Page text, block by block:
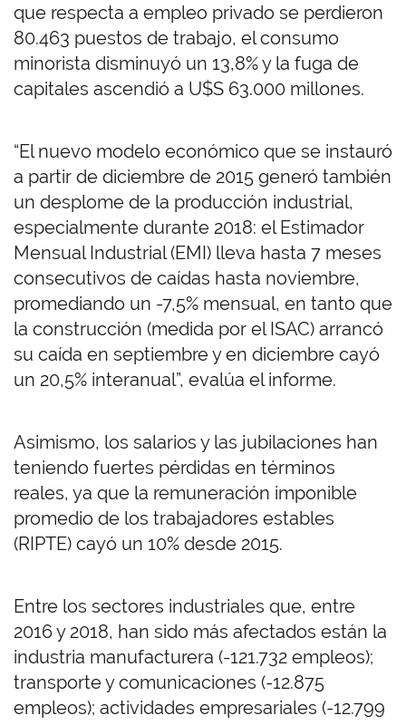
que respecta a empleo privado se perdieron
80.463 puestos de trabajo, el consumo
minorista disminuyó un 13,8% y la fuga de
capitales ascendió a U$S 63.000 millones.
“El nuevo modelo económico que se instauró
a partir de diciembre de 2015 generó también
un desplome de la producción industrial,
especialmente durante 2018: el Estimador
Mensual Industrial (EMI) lleva hasta 7 meses
consecutivos de caídas hasta noviembre,
promediando un -7,5% mensual, en tanto que
la construcción (medida por el ISAC) arrancó
su caída en septiembre y en diciembre cayó
un 20,5% interanual”, evalúa el informe.
Asimismo, los salarios y las jubilaciones han
teniendo fuertes pérdidas en términos
reales, ya que la remuneración imponible
promedio de los trabajadores estables
(RIPTE) cayó un 10% desde 2015.
Entre los sectores industriales que, entre
2016 y 2018, han sido más afectados están la
industria manufacturera (-121.732 empleos);
transporte y comunicaciones (-12.875
empleos); actividades empresariales (-12.799